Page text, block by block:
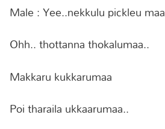
Male : Yee..nekkulu pickleu maa
Ohh.. thottanna thokalumaa..
Makkaru kukkarumaa
Poi tharaila ukkaarumaa..